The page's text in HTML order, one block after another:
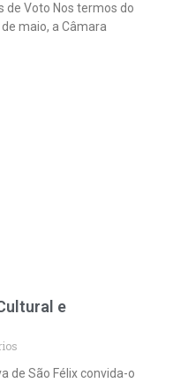
de Voto Nos termos do
maio, a Câmara
e
de São Félix convida-o